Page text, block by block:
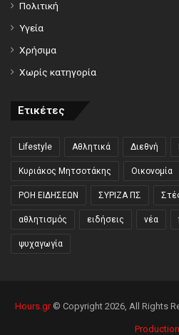
Πολιτική
Υγεία
Χρήσιμα
Χωρίς κατηγορία
Ετικέτες
Lifestyle Αθλητικά Διεθνή
Κυριάκος Μητσοτάκης Οικονομία
ΡΟΗ ΕΙΔΗΣΕΩΝ ΣΥΡΙΖΑ ΠΣ
αθλητισμός ειδήσεις νέα
ψυχαγωγία
Hours.gr© Copyright 2026, All Rights